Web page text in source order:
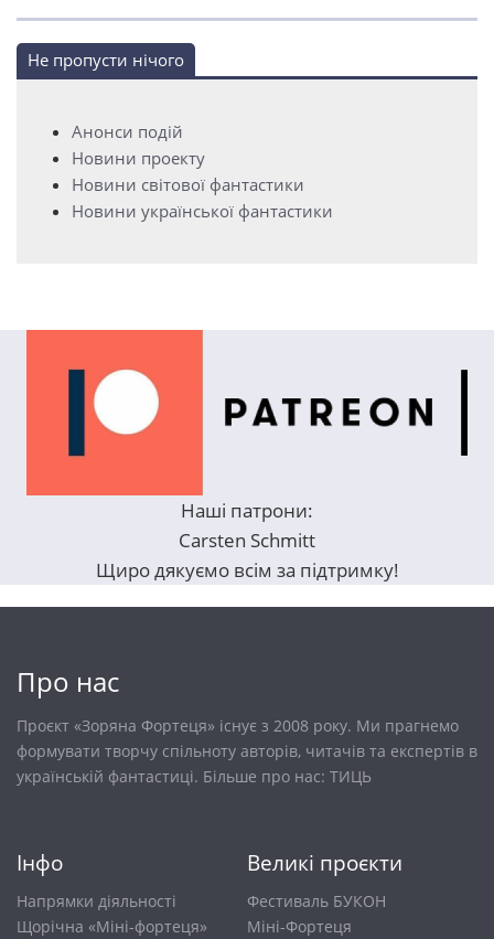
Не пропусти нічого
Анонси подій
Новини проекту
Новини світової фантастики
Новини української фантастики
Наші патрони:
Carsten Schmitt
Щиро дякуємо всім за підтримку!
Про нас
Проєкт «Зоряна Фортеця» існує з 2008 року. Ми прагнемо
формувати творчу спільноту авторів, читачів та експертів в
українській фантастиці. Більше про нас: ТИЦЬ
Інфо
Напрямки діяльності
Щорічна «Міні-фортеця»
Великі проєкти
Фестиваль БУКОН
Міні-Фортеця